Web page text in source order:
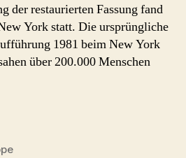
der restaurierten Fassung fand
York statt. Die ursprüngliche
1981 beim New York
über 200.000 Menschen